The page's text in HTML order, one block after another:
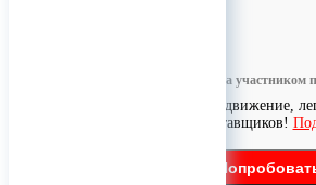
Информация размещена
Бесплатное продвижение,
поиск поставщиков!